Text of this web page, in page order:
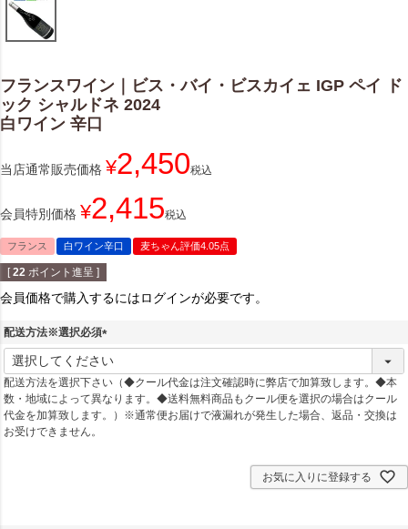
フランスワイン｜ビス・バイ・ビスカイェ IGP ペイ ド
ック シャルドネ 2024
白ワイン 辛口
当店通常販売価格 ¥2,450税込
会員特別価格 ¥2,415税込
フランス 白ワイン辛口 麦ちゃん評価4.05点
[ 22 ポイント進呈 ]
会員価格で購入するにはログインが必要です。
配送方法※選択必須
(
必
須
)
配送方法を選択下さい（◆クール代金は注文確認時に弊店で加算致します。◆本
数・地域によって異なります。◆送料無料商品もクール便を選択の場合はクール
代金を加算致します。）※通常便お届けで液漏れが発生した場合、返品・交換は
お受けできません。
お気に入りに登録する